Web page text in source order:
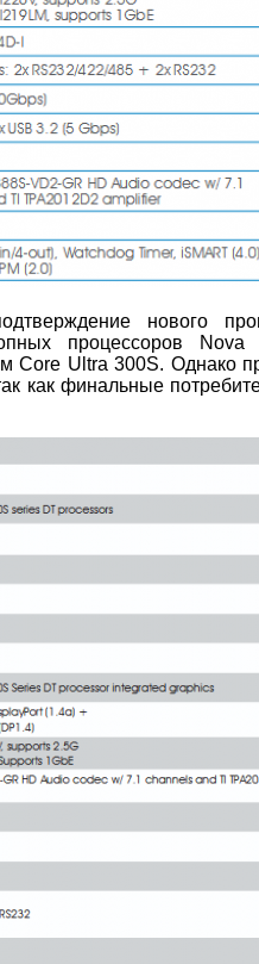
нового
процессоров
Ultra 300S. Однако
как финальные